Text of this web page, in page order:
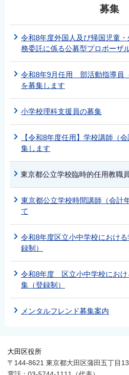
募集
令和8年度外国人及び帰国児童
務委託に係る公募型プロポーザ
令和8年9月任用 部活動指導員
を募集します
小学校理科支援員の募集
【令和8年度任用】学校講師（
集します
東京都公立学校臨時的任用教職
東京都公立学校時間講師（会計
て
令和8年度区立小中学校におけ
録制）
令和8年度 区立小中学校におけ
集（登録制）
メンタルフレンド募集案内
大田区役所
〒144-8621 東京都大田区蒲田五丁目